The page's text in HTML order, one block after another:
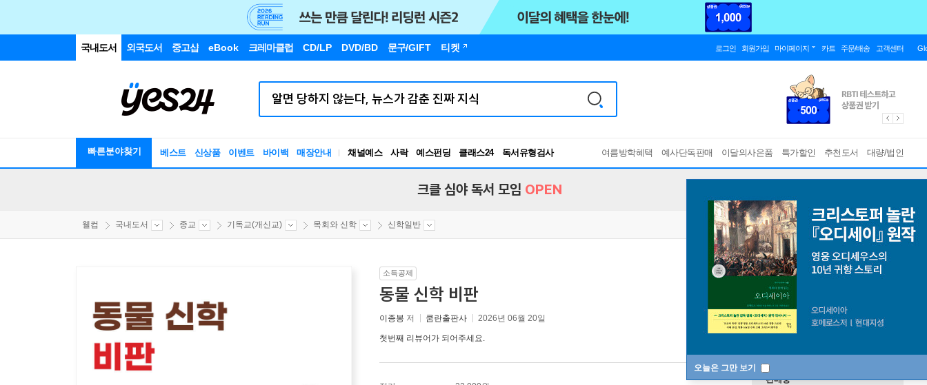
국내도서 외국도서 중고샵 eBook 크레마클럽 CD/LP DVD/BD 문구/GIFT 티켓 로그인 회원가입 마이페이지 카트 주문/배송 고객센터
빠른분야찾기 베스트 신상품 이벤트 바이백 매장안내 채널예스 사락 예스펀딩 클래스24
RBTI Lab
독서유형검사
여름방학혜택 예사단독판매 이달의사은품 특가할인 추천도서 대량/법인
오늘은 그만 보기
크클 심야 독서 모임 OPEN
웰컴 국내도서 종교 기독교(개신교) 목회와 신학 신학일반
소득공제
동물 신학 비판
이종봉 저 쿰란출판사 2026년 06월 20일
첫번째 리뷰어가 되어주세요.
판매중